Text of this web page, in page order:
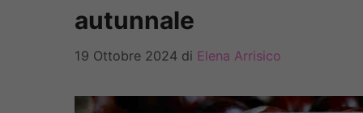
autunnale
19 Ottobre 2024 di Elena Arrisico